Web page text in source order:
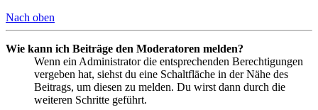
Nach oben
Wie kann ich Beiträge den Moderatoren melden?
Wenn ein Administrator die entsprechenden Berechtigungen
vergeben hat, siehst du eine Schaltfläche in der Nähe des
Beitrags, um diesen zu melden. Du wirst dann durch die
weiteren Schritte geführt.